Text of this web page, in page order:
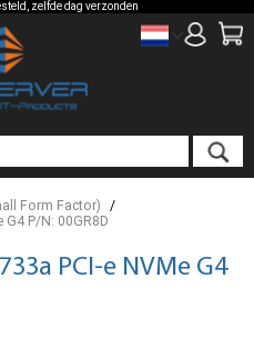
zelfde dag verzonden
Form Factor)
G4 P/N: 00GR8D
PCI-e NVMe G4